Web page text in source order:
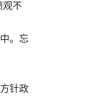
观不
。忘
针政